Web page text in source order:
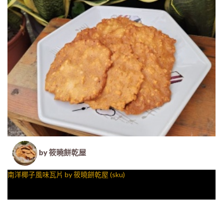
by 筱曉餅乾屋
南洋椰子風味瓦片 by 筱曉餅乾屋 (sku)